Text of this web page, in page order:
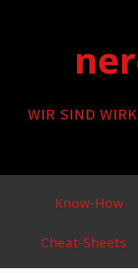
WIR SIND
Menu
Know-How
Cheat-Sheets